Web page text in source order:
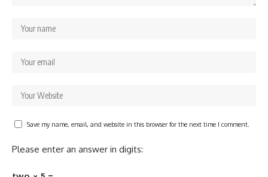
Save my name, email, and website in this browser for the next time I comment.
Please enter an answer in digits: